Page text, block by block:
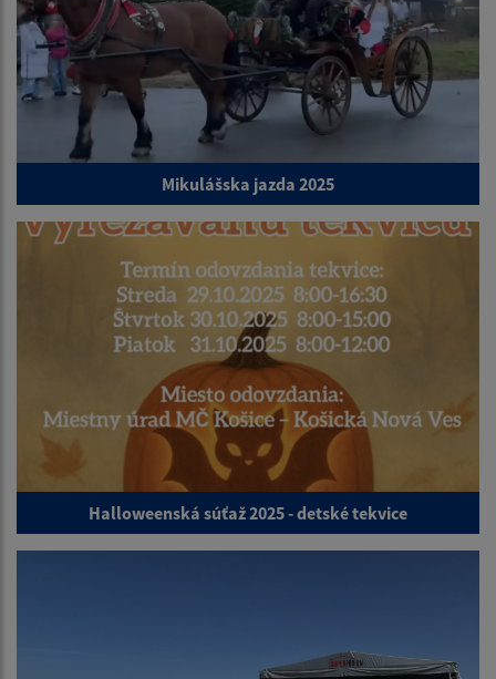
Mikulášska jazda 2025
Halloweenská súťaž 2025 - detské tekvice